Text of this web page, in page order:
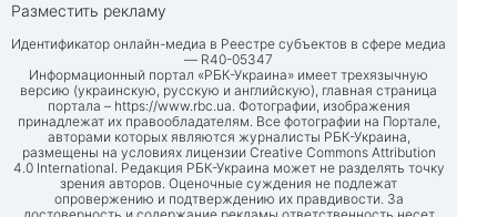
Разместить рекламу
Идентификатор онлайн-медиа в Реестре субъектов в сфере медиа
— R40-05347
Информационный портал «РБК-Украина» имеет трехязычную
версию (украинскую, русскую и английскую), главная страница
портала – https://www.rbc.ua. Фотографии, изображения
принадлежат их правообладателям. Все фотографии на Портале,
авторами которых являются журналисты РБК-Украина,
размещены на условиях лицензии Creative Commons Attribution
4.0 International. Редакция РБК-Украина может не разделять точку
зрения авторов. Оценочные суждения не подлежат
опровержению и подтверждению их правдивости. За